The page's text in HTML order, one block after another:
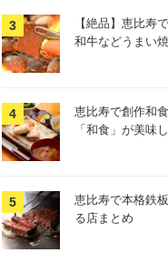
【絶品】恵比寿
和牛などうまい
恵比寿で創作和
「和食」が美味
恵比寿で本格鉄
る店まとめ